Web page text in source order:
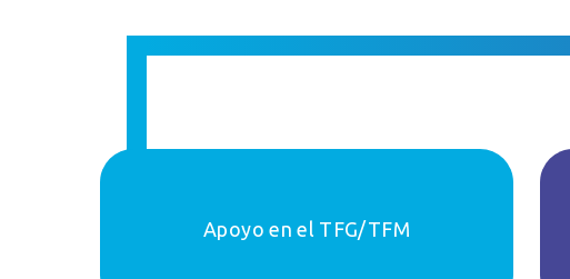
Apoyo en el TFG/TFM